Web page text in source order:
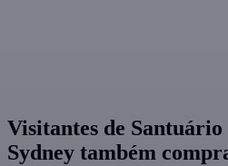
Visitantes de
Sydney também